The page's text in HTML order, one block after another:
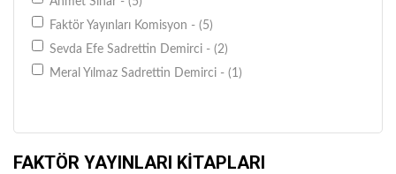
Faktör Yayınları Komisyon - (5)
Sevda Efe Sadrettin Demirci - (2)
Meral Yılmaz Sadrettin Demirci - (1)
FAKTÖR YAYINLARI KITAPLARI